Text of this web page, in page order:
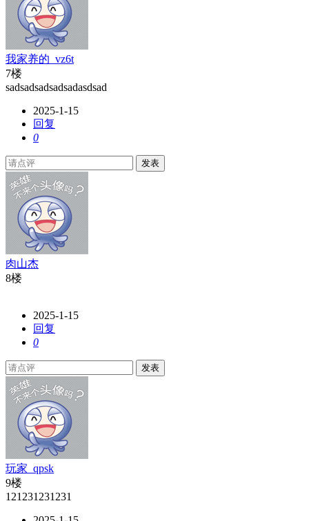
我家养的_vz6t
7楼
sadsadsadsadsadasdsad
2025-1-15
回复
0
发表
肉山杰
8楼
2025-1-15
回复
0
发表
玩家_qpsk
9楼
121231231231